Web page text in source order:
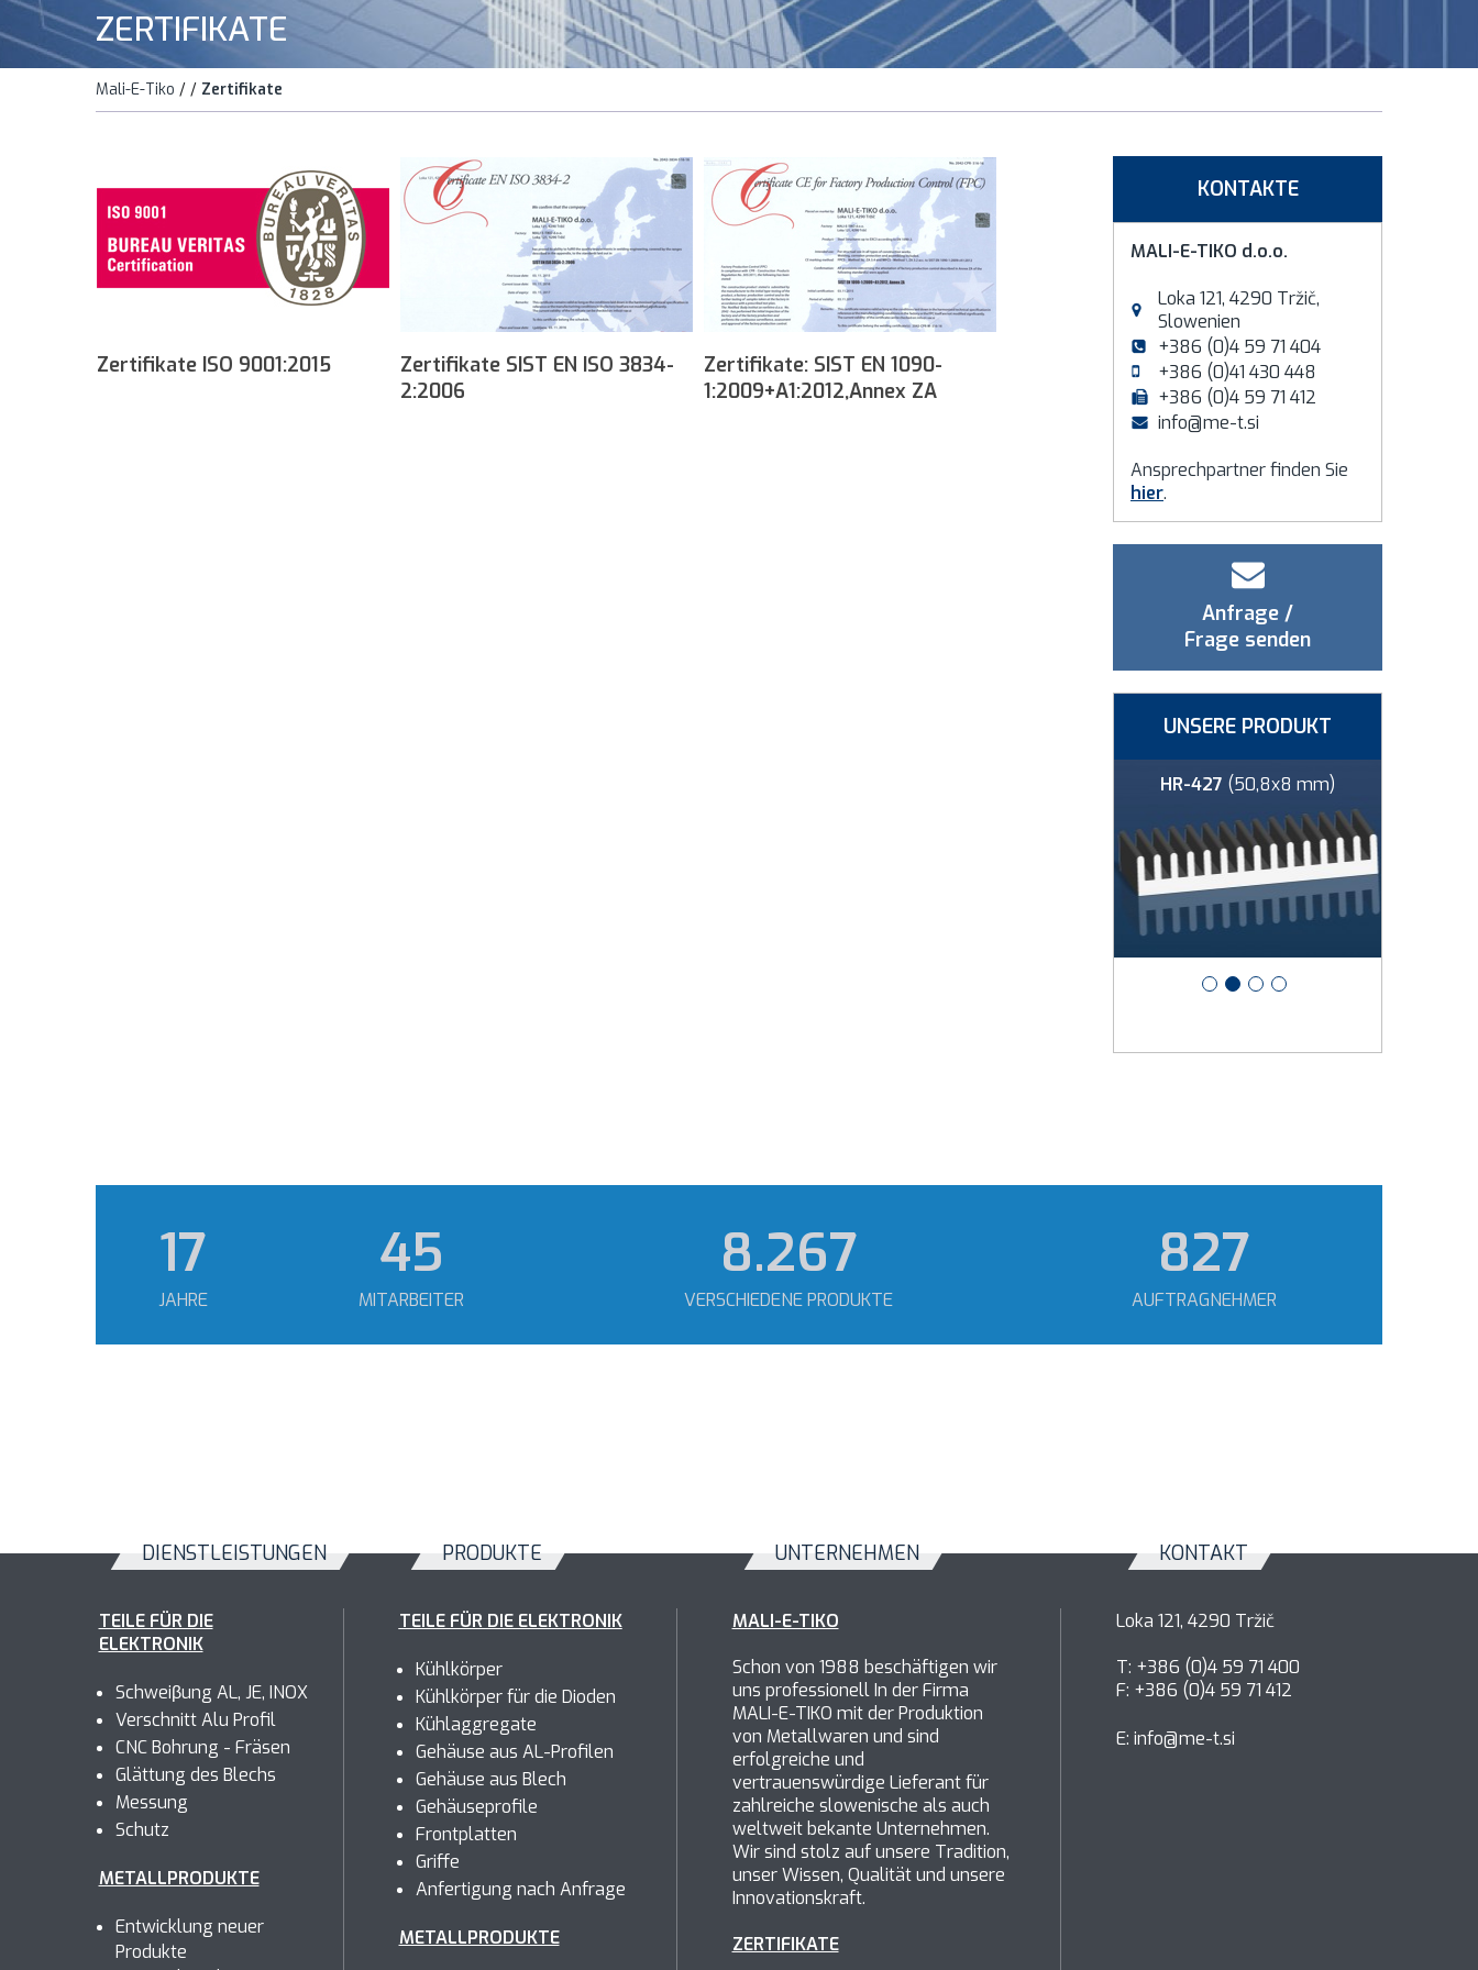
ZERTIFIKATE
Mali-E-Tiko / / Zertifikate
Zertifikate ISO 9001:2015
Zertifikate SIST EN ISO 3834-
2:2006
Zertifikate: SIST EN 1090-
1:2009+A1:2012,Annex ZA
KONTAKTE
MALI-E-TIKO d.o.o.
Loka 121, 4290 Tržič,
Slowenien
+386 (0)4 59 71 404
+386 (0)41 430 448
+386 (0)4 59 71 412
info@me-t.si
Ansprechpartner finden Sie
hier.
Anfrage /
Frage senden
UNSERE PRODUKT
HR-427 (50,8x8 mm)
24
JAHRE
63
MITARBEITER
11.689
VERSCHIEDENE PRODUKTE
1.169
AUFTRAGNEHMER
DIENSTLEISTUNGEN
TEILE FÜR DIE
ELEKTRONIK
Schweiβung AL, JE, INOX
Verschnitt Alu Profil
CNC Bohrung - Fräsen
Glättung des Blechs
Messung
Schutz
METALLPRODUKTE
Entwicklung neuer
Produkte
PRODUKTE
TEILE FÜR DIE ELEKTRONIK
Kühlkörper
Kühlkörperfür die Dioden
Kühlaggregate
Gehäuse aus AL-Profilen
Gehäuse aus Blech
Gehäuseprofile
Frontplatten
Griffe
Anfertigung nach Anfrage
METALLPRODUKTE
UNTERNEHMEN
MALI-E-TIKO
Schon von 1988 beschäftigen wir
uns professionell In der Firma
MALI-E-TIKO mit der Produktion
von Metallwaren und sind
erfolgreiche und
vertrauenswürdige Lieferant für
zahlreiche slowenische als auch
weltweit bekante Unternehmen.
Wir sind stolz auf unsere Tradition,
unser Wissen, Qualität und unsere
Innovationskraft.
ZERTIFIKATE
KONTAKT
Loka 121, 4290 Tržič
T: +386 (0)4 59 71 400
F: +386 (0)4 59 71 412
E: info@me-t.si